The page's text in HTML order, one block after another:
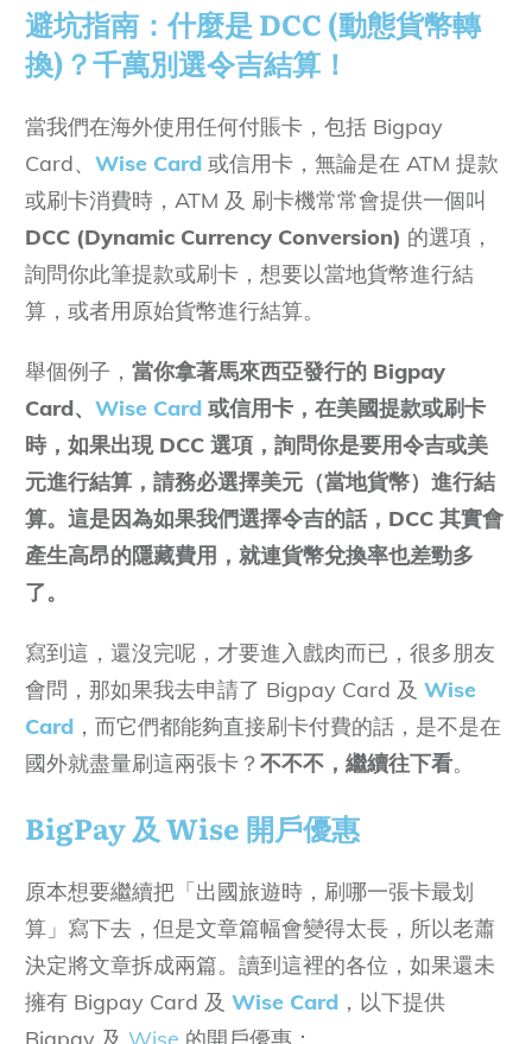
避坑指南：什麼是 DCC (動態貨幣轉
換)？千萬別選令吉結算！
當我們在海外使用任何付賬卡，包括 Bigpay
Card、 Wise Card 或信用卡，無論是在 ATM 提款
或刷卡消費時，ATM 及 刷卡機常常會提供一個叫
DCC (Dynamic Currency Conversion) 的選項，
詢問你此筆提款或刷卡，想要以當地貨幣進行結
算，或者用原始貨幣進行結算。
舉個例子， 當你拿著馬來西亞發行的 Bigpay
Card、 Wise Card 或信用卡，在美國提款或刷卡
時，如果出現 DCC 選項，詢問你是要用令吉或美
元進行結算，請務必選擇美元（當地貨幣）進行結
算。 這是因為如果我們選擇令吉的話，DCC 其實會
產生高昂的隱藏費用，就連貨幣兌換率也差勁多
了。
寫到這，還沒完呢，才要進入戲肉而已，很多朋友
會問，那如果我去申請了 Bigpay Card 及 Wise
Card ，而它們都能夠直接刷卡付費的話，是不是在
國外就盡量刷這兩張卡？ 不不不，繼續往下看。
BigPay 及 Wise 開戶優惠
原本想要繼續把「出國旅遊時，刷哪一張卡最划
算」寫下去，但是文章篇幅會變得太長，所以老蕭
決定將文章拆成兩篇。讀到這裡的各位，如果還未
擁有 Bigpay Card 及 Wise Card ，以下提供